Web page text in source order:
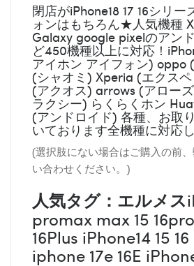
閉店がiPhone18 17 16シリー
ォンはもちろん★人気機種
Galaxy google pixelのアン
ど450機種以上に対応！
アイホン アイフォン) oppo
(シャオミ) Xperia (エクス
(アクオス) arrows (アロー
ラクシー) らくらくホン
(アンドロイド) 各種、お取
いております全機種に対応
(選択肢にない場合はご購入の前
い合わせください。)
人気タグ：エルメス
promax max 15
16Plus iPhone14 15
iphone 17e 16E